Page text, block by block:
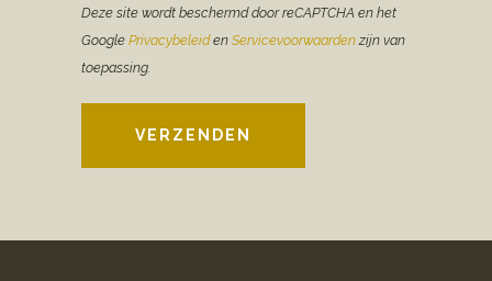
Deze site wordt beschermd door reCAPTCHA en het
Google Privacybeleiden Servicevoorwaardenzijn van
toepassing.
VERZENDEN